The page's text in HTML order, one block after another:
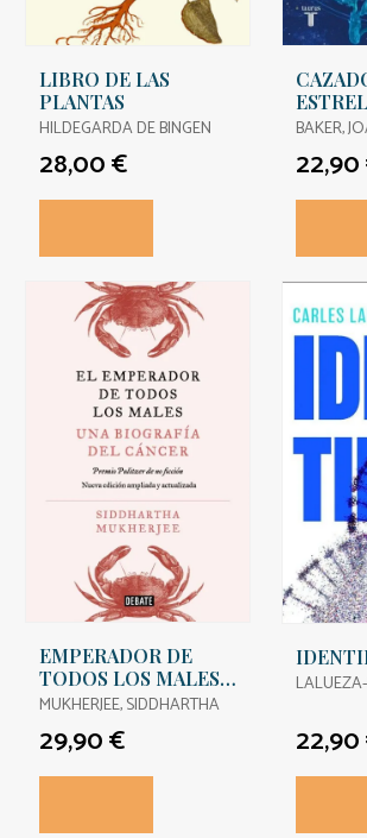
LIBRO DE LAS
PLANTAS
HILDEGARDA DE BINGEN
28,00 €
BAKER,
EMPERADOR DE
TODOS LOS MALES,
EL. EDICION
MUKHERJEE, SIDDHARTHA
29,90 €